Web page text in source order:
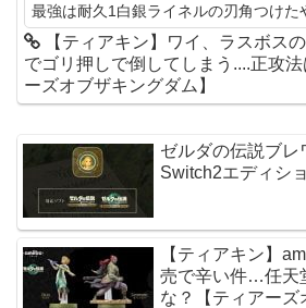
最強は耐久1白銀ライネルの刃角つけた
【ティアキン】ワイ、ラスボス
でゴリ押しで倒してしまう....正攻
ーズオブザキングダム】
ゼルダの伝説ブ
Switch2エディシ
【ティアキン】
売で辛い件…任天
な？【ティアーズ